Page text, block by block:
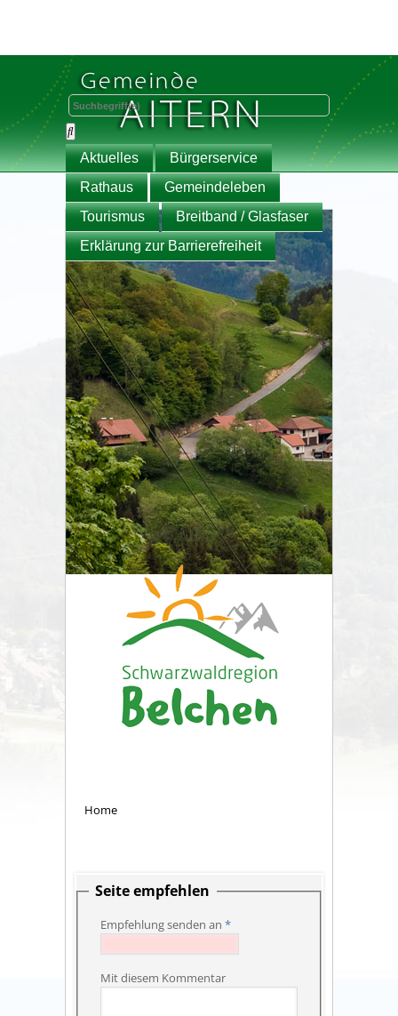
Aktuelles
Bürgerservice
Rathaus
Gemeindeleben
Tourismus
Breitband / Glasfaser
Erklärung zur Barrierefreiheit
Home
Seite empfehlen
Empfehlung senden an *
Mit diesem Kommentar